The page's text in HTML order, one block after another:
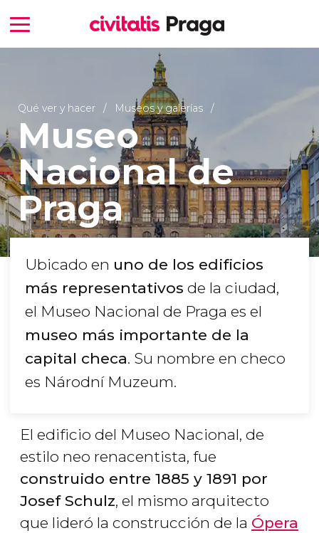
Qué ver y hacer Museos y galerías
Museo
Nacional de
Praga
Ubicado en uno de los edificios
más representativos de la ciudad,
el Museo Nacional de Praga es el
museo más importante de la
capital checa. Su nombre en checo
es Národní Muzeum.
El edificio del Museo Nacional, de
estilo neo renacentista, fue
construido entre 1885 y 1891 por
Josef Schulz, el mismo arquitecto
que lideró la construcción de la Ópera